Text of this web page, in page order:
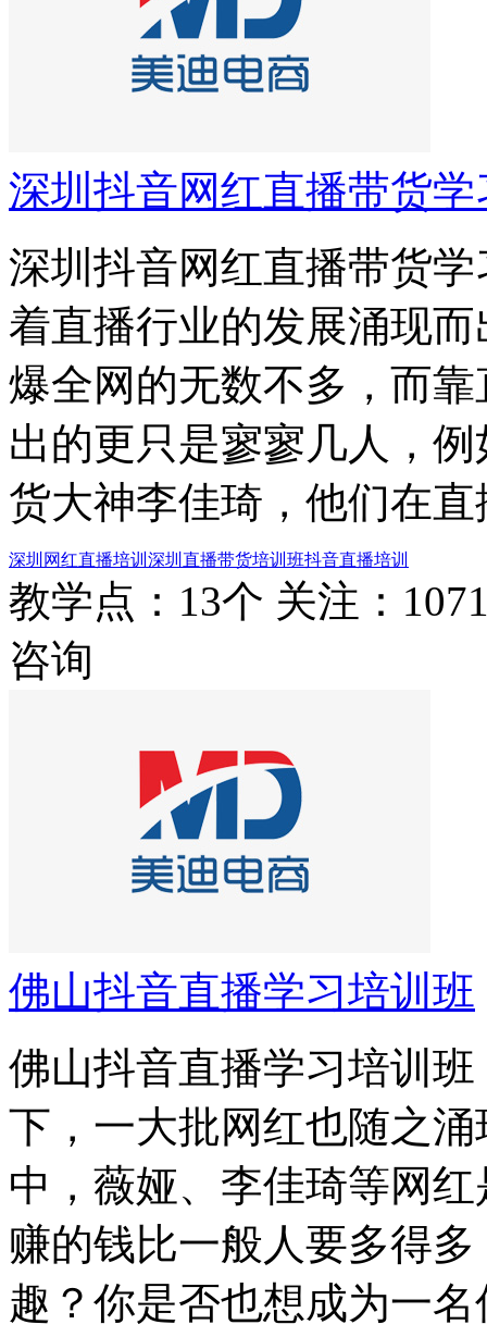
深圳抖音网红直播带货
深圳抖音网红直播带货
着直播行业的发展涌现
爆全网的无数不多，而
出的更只是寥寥几人，
货大神李佳琦，他们在
深圳网红直播培训 深圳直播带货培训班抖音直播培训
教学点：13个 关注：
咨询
佛山抖音直播学习培训班
佛山抖音直播学习培训
下，一大批网红也随之
中，薇娅、李佳琦等网
赚的钱比一般人要多得
趣？你是否也想成为一